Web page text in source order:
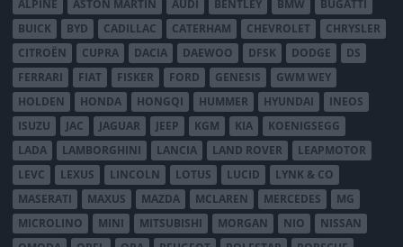
ALPINE
ASTON MARTIN AUDI BENTLEY BMW
BUGATTI
BUICK
BYD CADILLAC CATERHAM CHEVROLET
CHRYSLER
CITROËN
CUPRA DACIA DAEWOO DFSK DODGE
DS
FERRARI
FIAT FISKER FORD GENESIS
GWM WEY
HOLDEN
HONDA HONGQI HUMMER HYUNDAI
INEOS
ISUZU
JAC JAGUAR JEEP KGM KIA
KOENIGSEGG
LADA
LAMBORGHINI LANCIA LAND ROVER
LEAPMOTOR
LEVC
LEXUS LINCOLN LOTUS LUCID
LYNK & CO
MASERATI
MAXUS MAZDA MCLAREN MERCEDES
MG
MICROLINO
MINI MITSUBISHI MORGAN NIO
NISSAN